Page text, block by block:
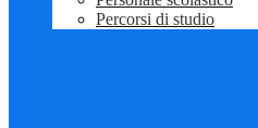
Percorsi di studio